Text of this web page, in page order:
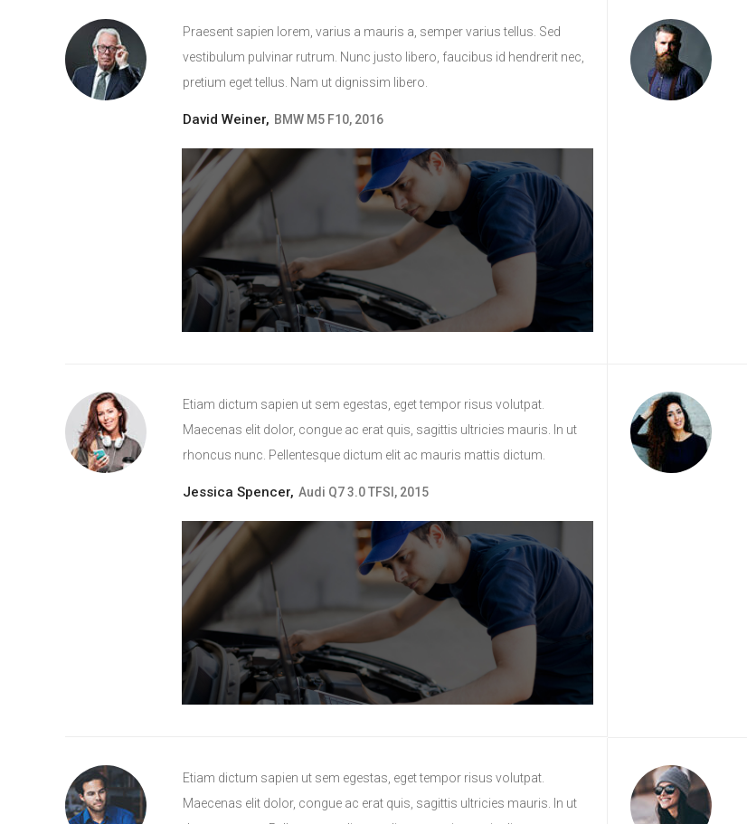
Praesent sapien lorem, varius a mauris a, semper varius tellus. Sed
vestibulum pulvinar rutrum. Nunc justo libero, faucibus id hendrerit nec,
pretium eget tellus. Nam ut dignissim libero.
David Weiner, BMW M5 F10, 2016
Etiam dictum sapien ut sem egestas, eget tempor risus volutpat.
Maecenas elit dolor, congue ac erat quis, sagittis ultricies mauris. In ut
rhoncus nunc. Pellentesque dictum elit ac mauris mattis dictum.
Jessica Spencer, Audi Q7 3.0 TFSI, 2015
Etiam dictum sapien ut sem egestas, eget tempor risus volutpat.
Maecenas elit dolor, congue ac erat quis, sagittis ultricies mauris. In ut